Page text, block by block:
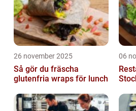
26 november 2025
Så gör du fräscha
glutenfria wraps för lunch
06